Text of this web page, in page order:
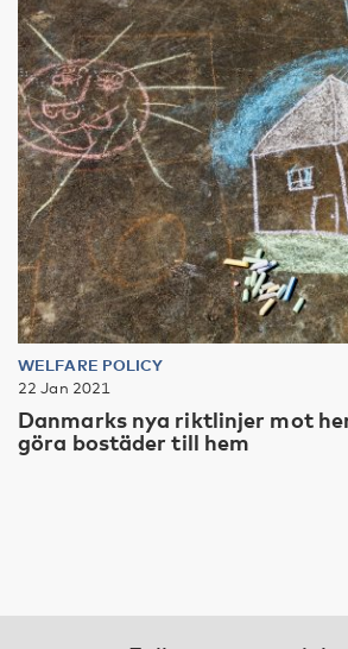
WELFARE POLICY
22 Jan 2021
Danmarks nya riktlinjer mot
göra bostäder till hem